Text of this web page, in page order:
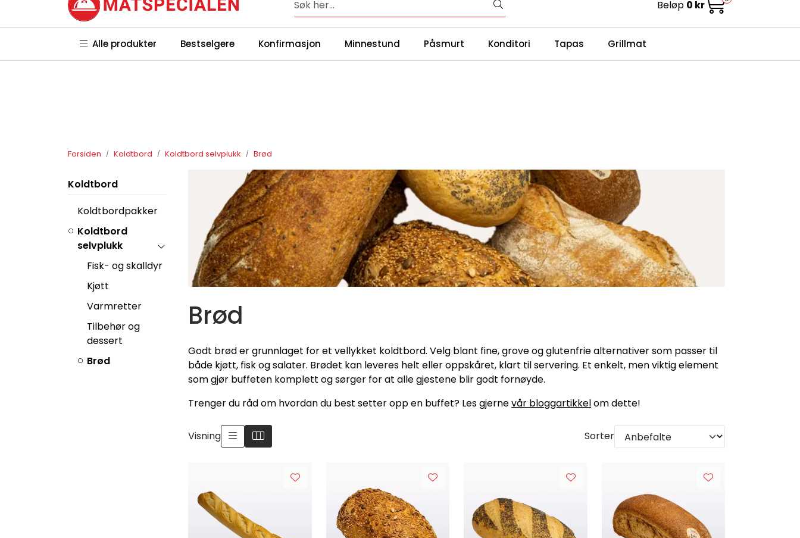
Skip to main content
Over 65 års erfaring med catering i Oslo og omegn
betingelser
Infosenter Favoritter
Beløp 0 kr
Alle produkter Bestselgere Konfirmasjon Minnestund Påsmurt Konditori Tapas Grillmat
Forsiden Koldtbord Koldtbord selvplukk Brød
Koldtbord
Koldtbordpakker
Koldtbord
selvplukk
Fisk- og skalldyr
Kjøtt
Varmretter
Tilbehør og
dessert
Brød
Brød
Godt brød er grunnlaget for et vellykket koldtbord. Velg blant fine, grove og glutenfrie alternativer som passer til
både kjøtt, fisk og salater. Brødet kan leveres helt eller oppskåret, klart til servering. Et enkelt, men viktig element
som gjør buffeten komplett og sørger for at alle gjestene blir godt fornøyde.
Trenger du råd om hvordan du best setter opp en buffet? Les gjernevår bloggartikkelom dette!
Visning Sorter